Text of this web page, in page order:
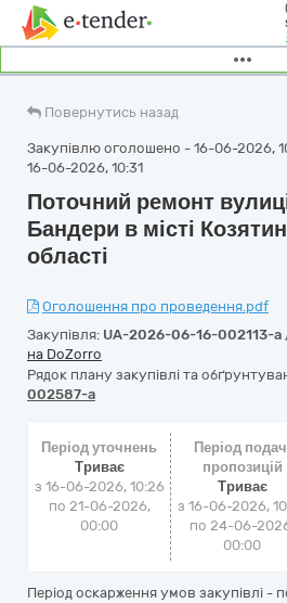
Повернутись назад
Закупівлю оголошено - 16-06-2026,
16-06-2026, 10:31
Поточний ремонт
Бандери в місті
області
Оголошення про проведення.pdf
Закупівля: UA-2026-06-16-002113-a
на DoZorro
Рядок плану закупівлі та
002587-a
Період уточнень
Триває
з 16-06-2026, 10:26
по 21-06-2026,
00:00
Період
пропозицій
Триває
з 16-06-2026,
по 24-06-
00:00
Період оскарження умов закупівлі -